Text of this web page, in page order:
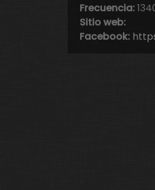
Frecuencia:
Sitio web:
Facebook: